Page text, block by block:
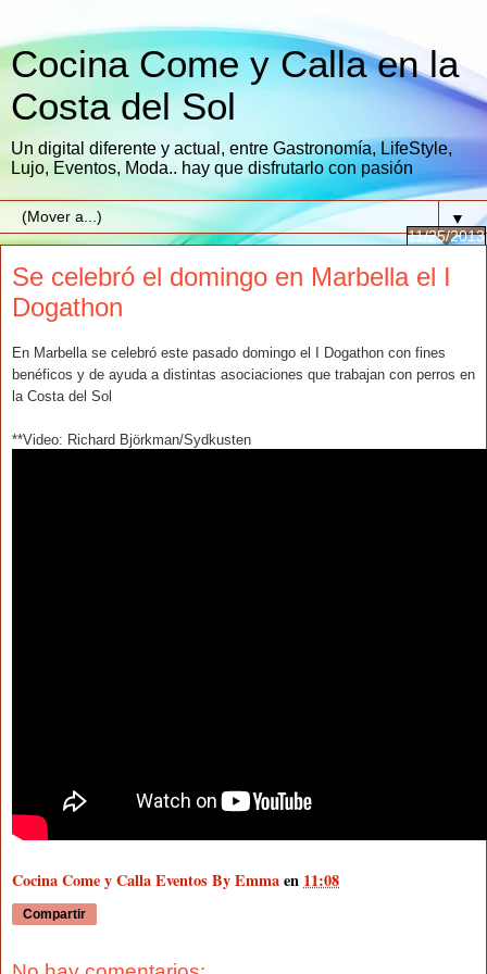
Cocina Come y Calla en la
Costa del Sol
Un digital diferente y actual, entre Gastronomía, LifeStyle,
Lujo, Eventos, Moda.. hay que disfrutarlo con pasión
▼
11/25/2013
Se celebró el domingo en Marbella el I
Dogathon
En Marbella se celebró este pasado domingo el I Dogathon con fines
benéficos y de ayuda a distintas asociaciones que trabajan con perros en
la Costa del Sol
**Video: Richard Björkman/Sydkusten
Cocina Come y Calla Eventos By Emmaen11:08
Compartir